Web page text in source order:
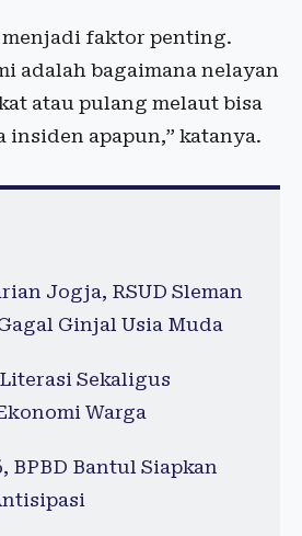
menjadi faktor penting.
adalah bagaimana nelayan
atau pulang melaut bisa
insiden apapun,” katanya.
Jogja, RSUD Sleman
Ginjal Usia Muda
Sekaligus
Warga
BPBD Bantul Siapkan